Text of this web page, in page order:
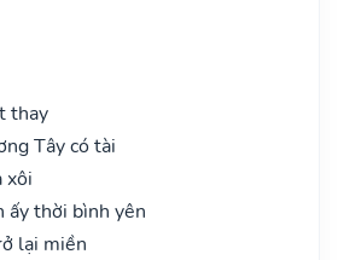
thay
Tây có tài
xôi
ấy thời bình yên
lại miền